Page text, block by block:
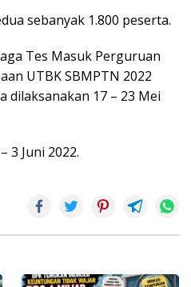
sebanyak 1.800 peserta.
Tes Masuk Perguruan
UTBK SBMPTN 2022
dilaksanakan 17 – 23 Mei
3 Juni 2022.